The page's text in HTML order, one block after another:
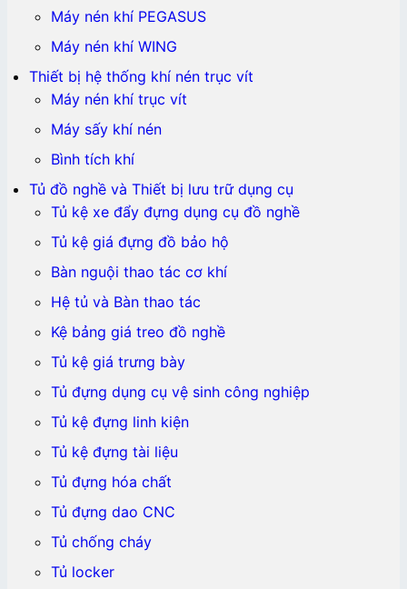
Máy nén khí PEGASUS
Máy nén khí WING
Thiết bị hệ thống khí nén trục vít
Máy nén khí trục vít
Máy sấy khí nén
Bình tích khí
Tủ đồ nghề và Thiết bị lưu trữ dụng cụ
Tủ kệ xe đẩy đựng dụng cụ đồ nghề
Tủ kệ giá đựng đồ bảo hộ
Bàn nguội thao tác cơ khí
Hệ tủ và Bàn thao tác
Kệ bảng giá treo đồ nghề
Tủ kệ giá trưng bày
Tủ đựng dụng cụ vệ sinh công nghiệp
Tủ kệ đựng linh kiện
Tủ kệ đựng tài liệu
Tủ đựng hóa chất
Tủ đựng dao CNC
Tủ chống cháy
Tủ locker